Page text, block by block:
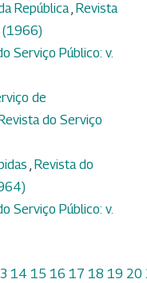
República Revista
(1966)
Serviço Público: v.
de
do Serviço
Revista do
Serviço Público: v.
14 15 16 17 18 19 20